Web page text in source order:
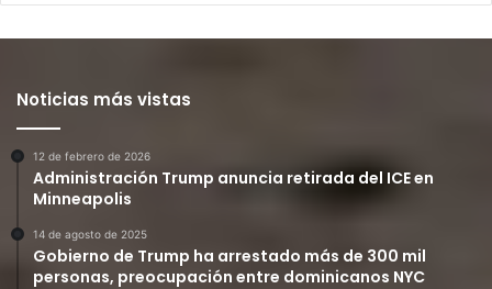
Noticias más vistas
12 de febrero de 2026
Administración Trump anuncia retirada del ICE en
Minneapolis
14 de agosto de 2025
Gobierno de Trump ha arrestado más de 300 mil
personas, preocupación entre dominicanos NYC